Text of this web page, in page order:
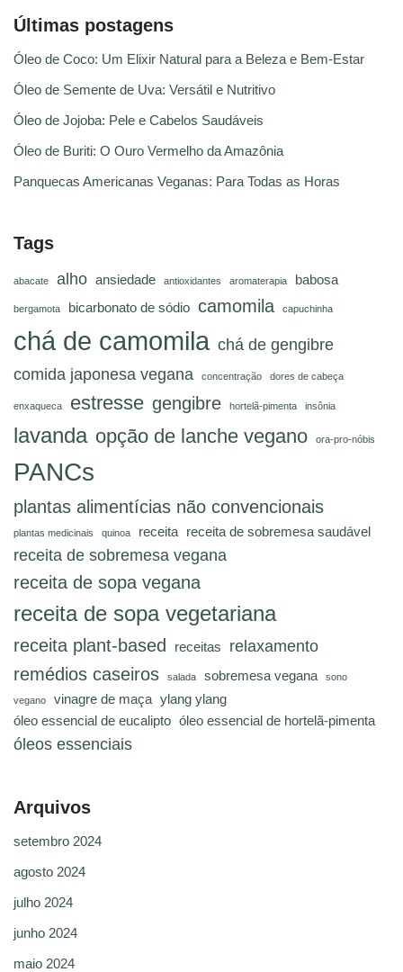
Últimas postagens
Óleo de Coco: Um Elixir Natural para a Beleza e Bem-Estar
Óleo de Semente de Uva: Versátil e Nutritivo
Óleo de Jojoba: Pele e Cabelos Saudáveis
Óleo de Buriti: O Ouro Vermelho da Amazônia
Panquecas Americanas Veganas: Para Todas as Horas
Tags
abacate alho ansiedade antioxidantes aromaterapia babosa
bergamota bicarbonato de sódio camomila capuchinha
chá de camomila chá de gengibre
comida japonesa vegana
concentração dores de cabeça
enxaqueca estresse gengibre hortelã-pimenta insônia
lavanda opção de lanche vegano ora-pro-nóbis
PANCs
plantas alimentícias não convencionais
plantas medicinais quinoa receita receita de sobremesa saudável
receita de sobremesa vegana
receita de sopa vegana
receita de sopa vegetariana
receita plant-based receitas relaxamento
remédios caseiros salada sobremesa vegana sono
vegano vinagre de maça ylang ylang
óleo essencial de eucalipto óleo essencial de hortelã-pimenta
óleos essenciais
Arquivos
setembro 2024
agosto 2024
julho 2024
junho 2024
maio 2024